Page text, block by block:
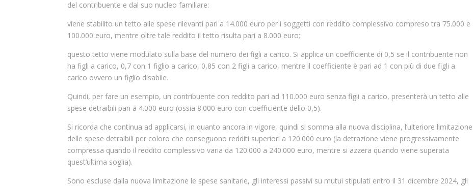
del contribuente e dal suo nucleo familiare:
viene stabilito un tetto alle spese rilevanti pari a 14.000 euro per i soggetti con reddito complessivo compreso tra 75.000 e
100.000 euro, mentre oltre tale reddito il tetto risulta pari a 8.000 euro;
questo tetto viene modulato sulla base del numero dei figli a carico. Si applica un coefficiente di 0,5 se il contribuente non
ha figli a carico, 0,7 con 1 figlio a carico, 0,85 con 2 figli a carico, mentre il coefficiente è pari ad 1 con più di due figli a
carico ovvero un figlio disabile.
Quindi, per fare un esempio, un contribuente con reddito pari ad 110.000 euro senza figli a carico, presenterà un tetto alle
spese detraibili pari a 4.000 euro (ossia 8.000 euro con coefficiente dello 0,5).
Si ricorda che continua ad applicarsi, in quanto ancora in vigore, quindi si somma alla nuova disciplina, l’ulteriore limitazione
delle spese detraibili per coloro che conseguono redditi superiori a 120.000 euro (la detrazione viene progressivamente
compressa quando il reddito complessivo varia da 120.000 a 240.000 euro, mentre si azzera quando viene superata
quest’ultima soglia).
Sono escluse dalla nuova limitazione le spese sanitarie, gli interessi passivi su mutui stipulati entro il 31 dicembre 2024, gli